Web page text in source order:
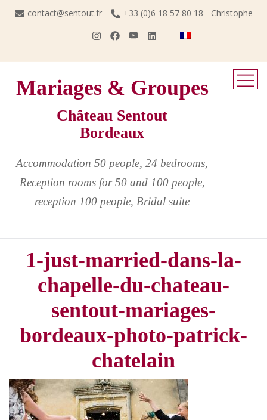
Skip
contact@sentout.fr +33 (0)6 18 57 80 18 - Christophe
Mariages & Groupes
Château Sentout
Bordeaux
Accommodation 50 people, 24 bedrooms,
Reception rooms for 50 and 100 people,
reception 100 people, Bridal suite
1-just-married-dans-la-
chapelle-du-chateau-
sentout-mariages-
bordeaux-photo-patrick-
chatelain